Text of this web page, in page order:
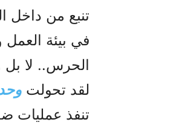
تنبع من داخل
في بيئة العمل
الحرس.. لا بل
لقد تحولت
تنفذ عمليات